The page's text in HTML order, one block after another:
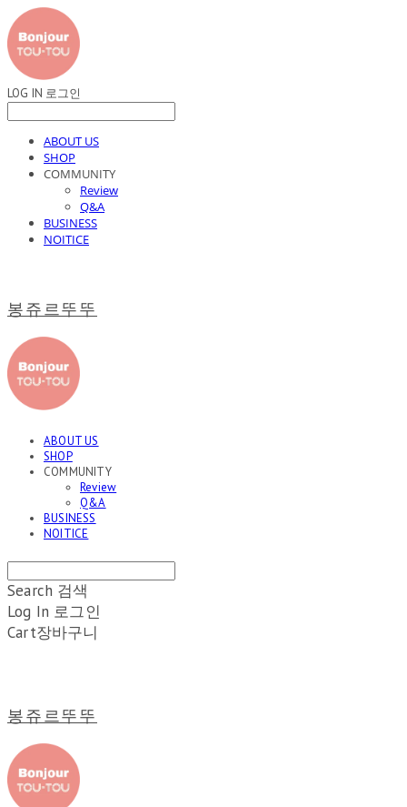
LOG IN 로그인
ABOUT US
SHOP
COMMUNITY
Review
Q&A
BUSINESS
NOITICE
봉쥬르뚜뚜
ABOUT US
SHOP
COMMUNITY
Review
Q&A
BUSINESS
NOITICE
Search 검색
Log In 로그인
Cart장바구니
봉쥬르뚜뚜